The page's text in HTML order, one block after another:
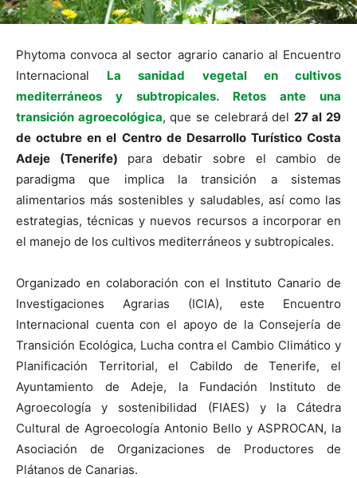
Phytoma convoca al sector agrario canario al Encuentro
Internacional La sanidad vegetal en cultivos
mediterráneos y subtropicales. Retos ante una
transición agroecológica, que se celebrará del 27 al 29
de octubre en el Centro de Desarrollo Turístico Costa
Adeje (Tenerife) para debatir sobre el cambio de
paradigma que implica la transición a sistemas
alimentarios más sostenibles y saludables, así como las
estrategias, técnicas y nuevos recursos a incorporar en
el manejo de los cultivos mediterráneos y subtropicales.
Organizado en colaboración con el Instituto Canario de
Investigaciones Agrarias (ICIA), este Encuentro
Internacional cuenta con el apoyo de la Consejería de
Transición Ecológica, Lucha contra el Cambio Climático y
Planificación Territorial, el Cabildo de Tenerife, el
Ayuntamiento de Adeje, la Fundación Instituto de
Agroecología y sostenibilidad (FIAES) y la Cátedra
Cultural de Agroecología Antonio Bello y ASPROCAN, la
Asociación de Organizaciones de Productores de
Plátanos de Canarias.